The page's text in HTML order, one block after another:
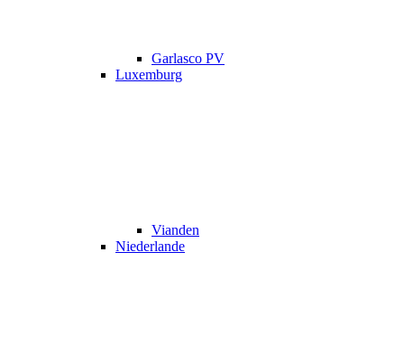
Garlasco PV
Luxemburg
Vianden
Niederlande